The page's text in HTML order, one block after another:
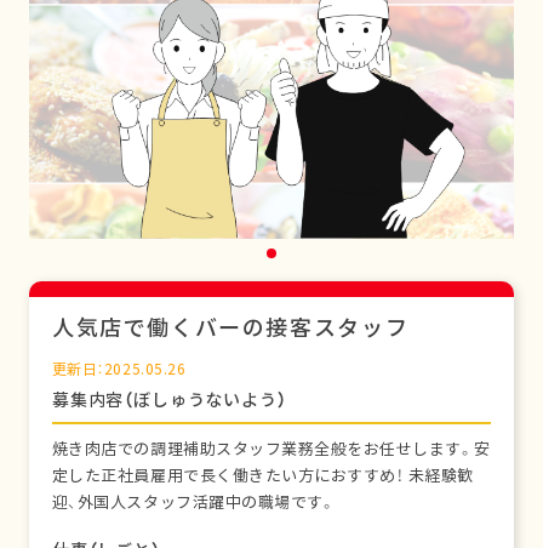
人気店で働くバーの接客スタッフ
更新日：2025.05.26
募集内容（ぼしゅうないよう）
焼き肉店での調理補助スタッフ業務全般をお任せします。安
定した正社員雇用で長く働きたい方におすすめ！ 未経験歓
迎、外国人スタッフ活躍中の職場です。